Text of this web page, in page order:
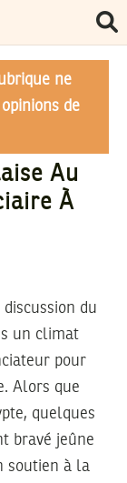
ne
de
Au
À
du
un climat
pour
Alors que
quelques
bravé jeûne
soutien à la